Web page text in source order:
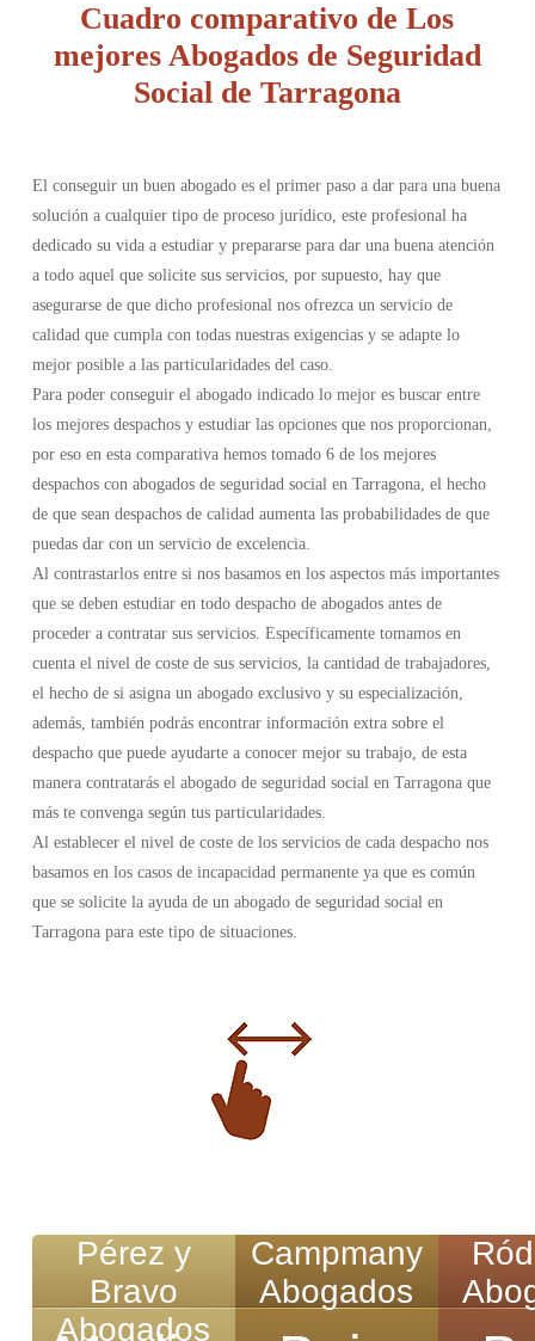
Cuadro comparativo de Los
mejores Abogados de Seguridad
Social de Tarragona
El conseguir un buen abogado es el primer paso a dar para una buena
solución a cualquier tipo de proceso jurídico, este profesional ha
dedicado su vida a estudiar y prepararse para dar una buena atención
a todo aquel que solicite sus servicios, por supuesto, hay que
asegurarse de que dicho profesional nos ofrezca un servicio de
calidad que cumpla con todas nuestras exigencias y se adapte lo
mejor posible a las particularidades del caso.
Para poder conseguir el abogado indicado lo mejor es buscar entre
los mejores despachos y estudiar las opciones que nos proporcionan,
por eso en esta comparativa hemos tomado 6 de los mejores
despachos con abogados de seguridad social en Tarragona, el hecho
de que sean despachos de calidad aumenta las probabilidades de que
puedas dar con un servicio de excelencia.
Al contrastarlos entre si nos basamos en los aspectos más importantes
que se deben estudiar en todo despacho de abogados antes de
proceder a contratar sus servicios. Específicamente tomamos en
cuenta el nivel de coste de sus servicios, la cantidad de trabajadores,
el hecho de si asigna un abogado exclusivo y su especialización,
además, también podrás encontrar información extra sobre el
despacho que puede ayudarte a conocer mejor su trabajo, de esta
manera contratarás el abogado de seguridad social en Tarragona que
más te convenga según tus particularidades.
Al establecer el nivel de coste de los servicios de cada despacho nos
basamos en los casos de incapacidad permanente ya que es común
que se solicite la ayuda de un abogado de seguridad social en
Tarragona para este tipo de situaciones.
Pérez y
Bravo
Abogados
Campmany
Abogados